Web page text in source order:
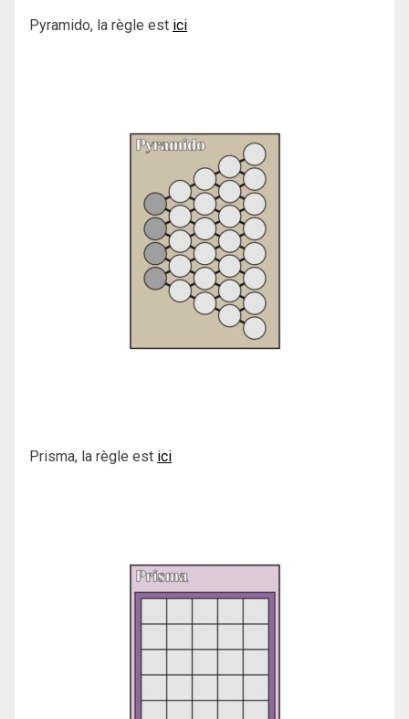
Pyramido, la règle est ici
Prisma, la règle est ici